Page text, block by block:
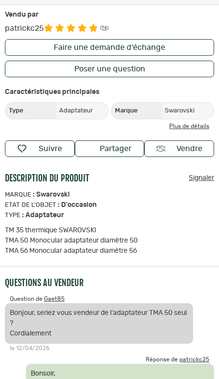
Vendu par
patrickc25 (74)
Faire une demande d'échange
Poser une question
Caractéristiques principales
Type Adaptateur Marque Swarovski
Plus de détails
Suivre Partager Vendre
DESCRIPTION DU PRODUIT Signaler
MARQUE : Swarovski
ETAT DE L'OBJET : D'occasion
TYPE : Adaptateur
TM 35 thermique SWAROVSKI
TMA 50 Monocular adaptateur diamètre 50
TMA 56 Monocular adaptateur diamètre 56
QUESTIONS AU VENDEUR
Question de Gaet85
Bonjour, seriez vous vendeur de l'adaptateur TMA 50 seul
?
Cordialement
le 12/04/2026
Réponse de patrickc25
Bonsoir,